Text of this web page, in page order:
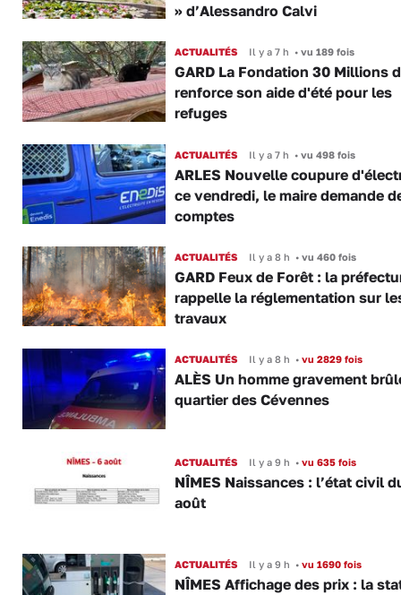
» d’Alessandro Calvi
ACTUALITÉS Il y a 7 h •vu 189 fois
GARD La Fondation 30 Millions
renforce son aide d'été pour les
refuges
ACTUALITÉS Il y a 7 h •vu 498 fois
ARLES Nouvelle coupure
ce vendredi, le maire demande
comptes
ACTUALITÉS Il y a 8 h •vu 460 fois
GARD Feux de Forêt : la
rappelle la réglementation sur
travaux
ACTUALITÉS Il y a 8 h •vu 2829 fois
ALÈS Un homme gravement
quartier des Cévennes
ACTUALITÉS Il y a 9 h •vu 635 fois
NÎMES Naissances : l’état civil
août
ACTUALITÉS Il y a 9 h •vu 1690 fois
NÎMES Affichage des prix : la